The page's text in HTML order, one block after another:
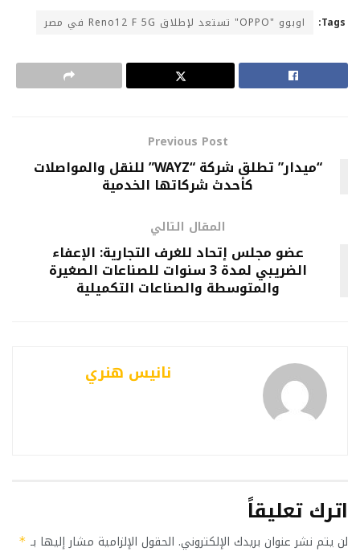
Tags: اوبوو "OPPO" تستعد لإطلاق Reno12 F 5G في مصر
Previous Post
“ميدار” تطلق شركة “WAYZ” للنقل والمواصلات
كأحدث شركاتها الخدمية
المقال التالي
عضو مجلس إتحاد للغرف التجارية: الإعفاء
الضريبي لمدة 3 سنوات للصناعات الصغيرة
والمتوسطة والصناعات التكميلية
نانيس هنري
اترك تعليقاً
لن يتم نشر عنوان بريدك الإلكتروني. الحقول الإلزامية مشار إليها بـ *